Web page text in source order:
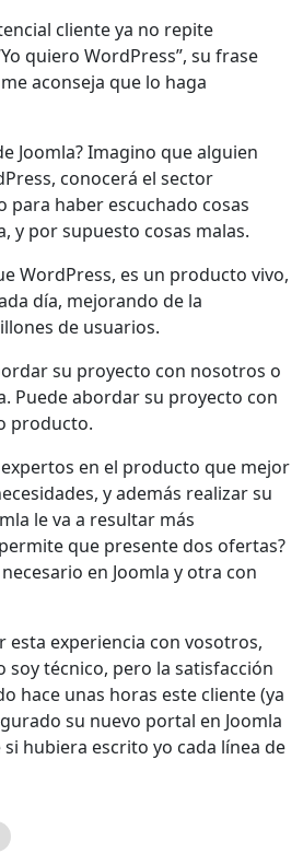
cliente ya no repite
quiero WordPress”, su frase
aconseja que lo haga
Joomla? Imagino que alguien
conocerá el sector
para haber escuchado cosas
y por supuesto cosas malas.
WordPress, es un producto vivo,
día, mejorando de la
de usuarios.
su proyecto con nosotros o
Puede abordar su proyecto con
producto.
en el producto que mejor
y además realizar su
le va a resultar más
que presente dos ofertas?
en Joomla y otra con
experiencia con vosotros,
soy técnico, pero la satisfacción
hace unas horas este cliente (ya
su nuevo portal en Joomla
hubiera escrito yo cada línea de